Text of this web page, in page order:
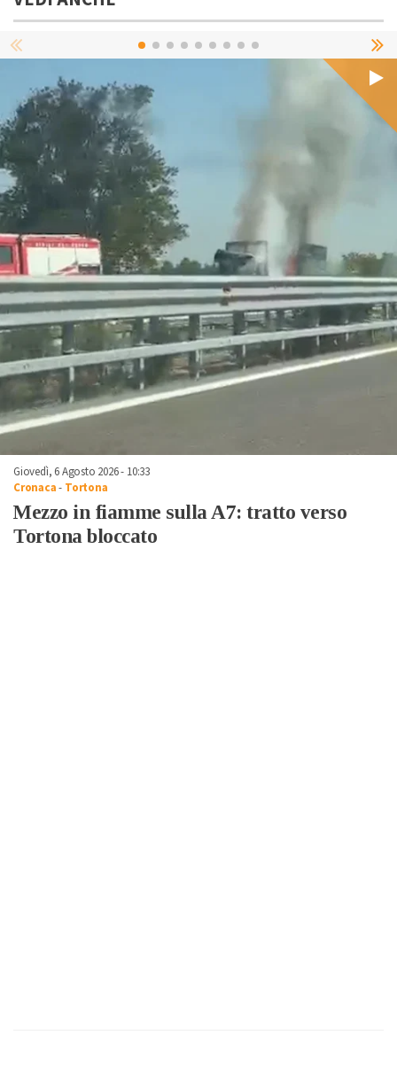
Giovedì, 6 Agosto 2026 - 10:33
Cronaca- Tortona
Mezzo in fiamme sulla A7: tratto verso
Tortona bloccato